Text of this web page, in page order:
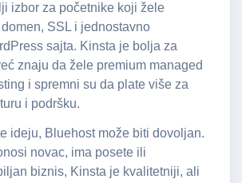
izbor za početnike koji žele
SSL i jednostavno
sajta. Kinsta je bolja za
znaju da žele premium managed
i spremni su da plate više za
i podršku.
ideju, Bluehost može biti dovoljan.
novac, ima posete ili
biznis, Kinsta je kvalitetniji, ali